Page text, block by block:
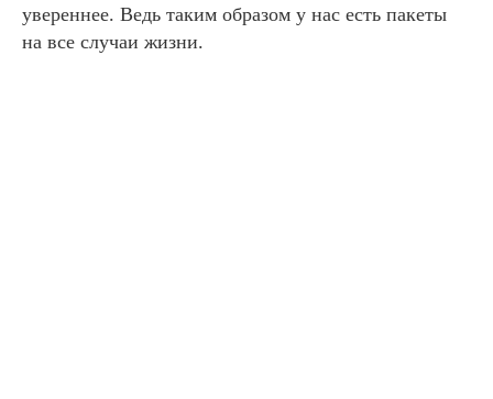
увереннее. Ведь таким образом у нас есть пакеты
на все случаи жизни.